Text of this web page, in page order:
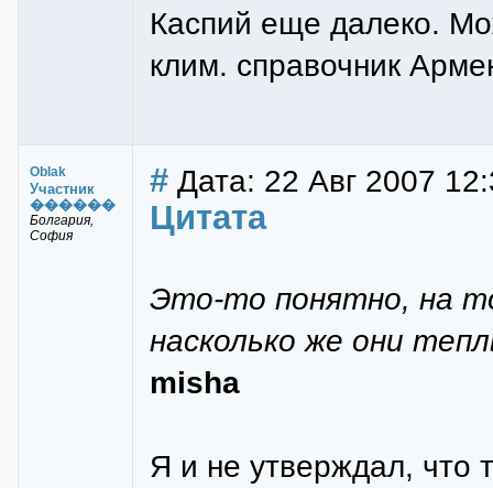
Каспий еще далеко.
клим. справочник
Oblak
Участник
������
Болгария,
София
# Дата: 22 Авг 2007
Цитата
Это-то понятно, на
насколько же они
misha
Я и не утверждал, что